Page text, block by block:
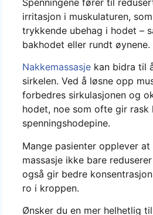
irritasjon i muskulaturen,
trykkende ubehag i hodet –
bakhodet eller rundt øynene.
Nakkemassasjekan bidra til
sirkelen. Ved å løsne opp
forbedres sirkulasjonen og
hodet, noe som ofte gir rask
spenningshodepine.
Mange pasienter opplever at
massasje ikke bare
også gir bedre
ro i kroppen.
Ønsker du en mer helhetlig